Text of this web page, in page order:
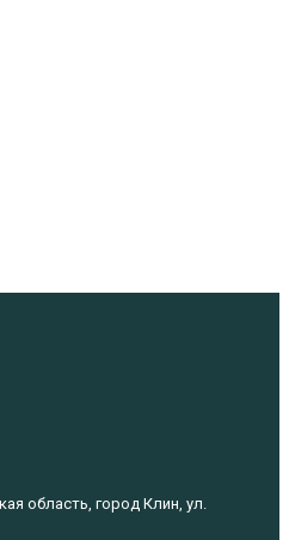
область, город Клин, ул.